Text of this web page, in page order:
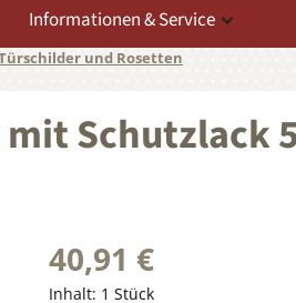
Informationen & Service
und Rosetten
Schutzlack
40,91 €
Inhalt: 1 Stück